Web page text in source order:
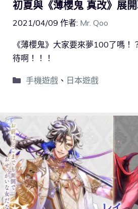
初夏與《薄櫻鬼 真改》展開
2021/04/09 作者: Mr. Qoo
《薄櫻鬼》大家要來夢100了嗎！
待啊！！！
手機遊戲、 日本遊戲